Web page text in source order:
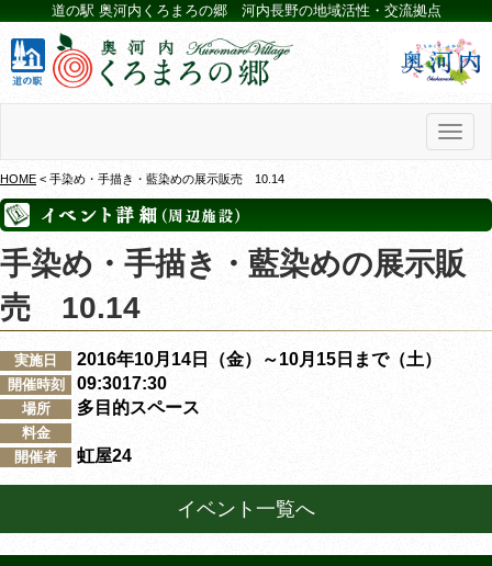
道の駅 奥河内くろまろの郷 河内長野の地域活性・交流拠点
HOME < 手染め・手描き・藍染めの展示販売 10.14
手染め・手描き・藍染めの展示販
売 10.14
実施日 2016年10月14日（金）～10月15日まで（土）
開催時刻 09:3017:30
場所 多目的スペース
料金
開催者
虹屋24
イベント一覧へ